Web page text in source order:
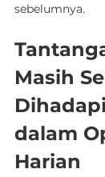
sebelumnya.
Masih
dalam
Harian